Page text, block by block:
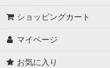
ショッピングカート
マイページ
お気に入り